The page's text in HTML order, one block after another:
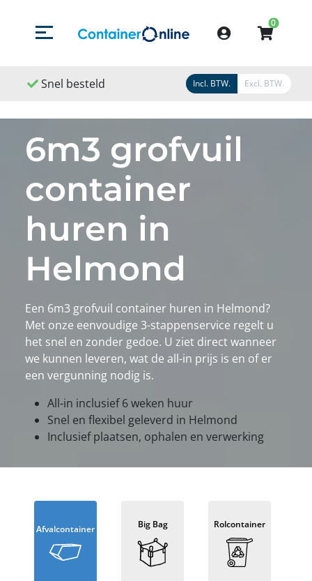
Menu openen/sluiten
Account
0
Snel geleverd Snel geregeld
Incl. BTW. Excl. BTW.
6m3 grofvuil
container
huren in
Helmond
Een 6m3 grofvuil container huren in Helmond?
Met onze eenvoudige 3-stappenservice regelt u
het snel en zonder gedoe. U ziet direct wanneer
we kunnen leveren, wat de all-in prijs is en of er
een vergunning nodig is.
All-in inclusief 6 weken huur
Snel en flexibel geleverd in Helmond
Inclusief plaatsen, ophalen en verwerking
Afvalcontainer Big Bag Rolcontainer